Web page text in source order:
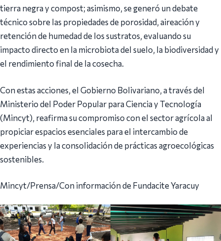
tierra negra y compost; asimismo, se generó un debate
técnico sobre las propiedades de porosidad, aireación y
retención de humedad de los sustratos, evaluando su
impacto directo en la microbiota del suelo, la biodiversidad y
el rendimiento final de la cosecha.
Con estas acciones, el Gobierno Bolivariano, a través del
Ministerio del Poder Popular para Ciencia y Tecnología
(Mincyt), reafirma su compromiso con el sector agrícola al
propiciar espacios esenciales para el intercambio de
experiencias y la consolidación de prácticas agroecológicas
sostenibles.
Mincyt/Prensa/Con información de Fundacite Yaracuy